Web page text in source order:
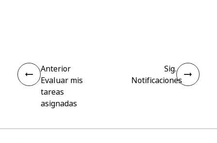
Anterior
Evaluar mis
tareas
asignadas
Sig.
Notificaciones